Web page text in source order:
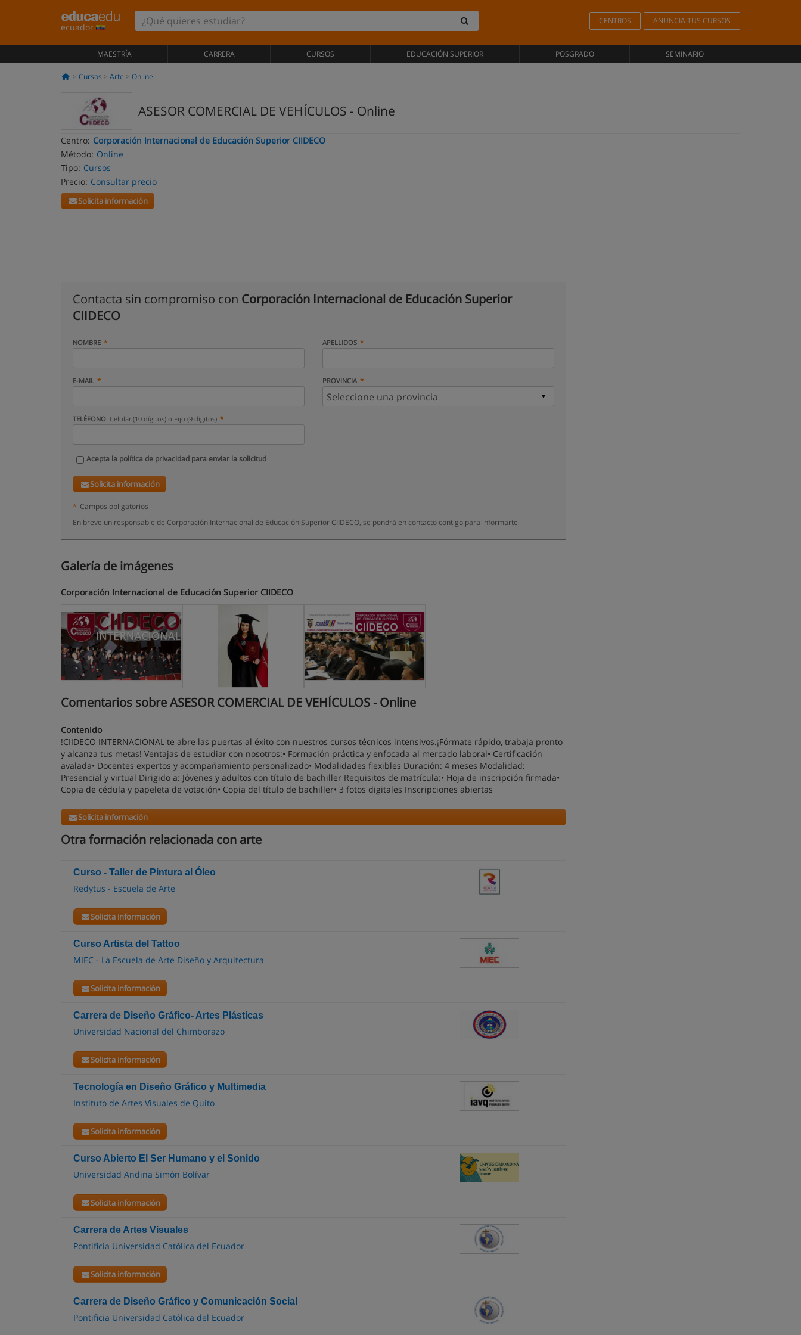
ecuador
CENTROS ANUNCIA TUS CURSOS
MAESTRÍA CARRERA CURSOS EDUCACIÓN SUPERIOR POSGRADO SEMINARIO
Cursos Arte Online
ASESOR COMERCIAL DE VEHÍCULOS - Online
Centro: Corporación Internacional de Educación Superior CIIDECO
Método: Online
Tipo: Cursos
Precio: Consultar precio
Solicita información
Contacta sin compromiso con Corporación Internacional de Educación Superior
CIIDECO
NOMBRE APELLIDOS
E-MAIL PROVINCIA
TELÉFONO Celular (10 dígitos) o Fijo (9 dígitos)
Acepta la política de privacidad para enviar la solicitud
Solicita información
* Campos obligatorios
En breve un responsable de Corporación Internacional de Educación Superior CIIDECO, se pondrá en contacto contigo para informarte
Galería de imágenes
Corporación Internacional de Educación Superior CIIDECO
Comentarios sobre ASESOR COMERCIAL DE VEHÍCULOS - Online
Contenido
!CIIDECO INTERNACIONAL te abre las puertas al éxito con nuestros cursos técnicos intensivos.¡Fórmate rápido, trabaja pronto
y alcanza tus metas! Ventajas de estudiar con nosotros:• Formación práctica y enfocada al mercado laboral• Certificación
avalada• Docentes expertos y acompañamiento personalizado• Modalidades flexibles Duración: 4 meses Modalidad:
Presencial y virtual Dirigido a: Jóvenes y adultos con título de bachiller Requisitos de matrícula:• Hoja de inscripción firmada•
Copia de cédula y papeleta de votación• Copia del título de bachiller• 3 fotos digitales Inscripciones abiertas
Solicita información
Otra formación relacionada con arte
Curso - Taller de Pintura al Óleo
Redytus - Escuela de Arte
Solicita información
Curso Artista del Tattoo
MIEC - La Escuela de Arte Diseño y Arquitectura
Solicita información
Carrera de Diseño Gráfico- Artes Plásticas
Universidad Nacional del Chimborazo
Solicita información
Tecnología en Diseño Gráfico y Multimedia
Instituto de Artes Visuales de Quito
Solicita información
Curso Abierto El Ser Humano y el Sonido
Universidad Andina Simón Bolívar
Solicita información
Carrera de Artes Visuales
Pontificia Universidad Católica del Ecuador
Solicita información
Carrera de Diseño Gráfico y Comunicación Social
Pontificia Universidad Católica del Ecuador